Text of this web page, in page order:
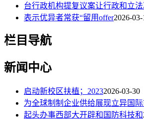
台行政机构提复议案让行政和立
表示优异者常获“留用offer2026-03-
栏目导航
新闻中心
启动新校区扶植；20232026-03-30
为全球制制企业供给展现立异国际
起头办事西部大开辟和国防科技和